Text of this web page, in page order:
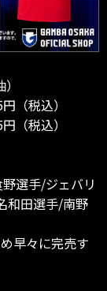
（税込）
税込）
選手/ジェバリ
和田選手/南野
早々に完売す